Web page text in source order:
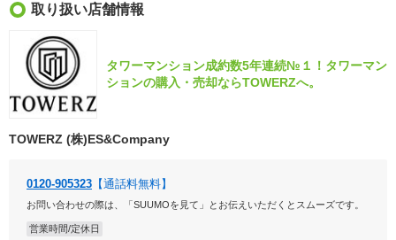
取り扱い店舗情報
タワーマンション成約数5年連続№１！タワーマン
ションの購入・売却ならTOWERZへ。
TOWERZ (株)ES&Company
0120-905323 【通話料無料】
お問い合わせの際は、「SUUMOを見て」とお伝えいただくとスムーズです。
営業時間/定休日